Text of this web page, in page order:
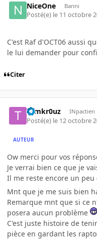
NiceOne Banni
Posté(e) le 11 octobre
C'est Raf d'OCT06 aussi
le lui demander pour
Citer
tomkr0uz INpactien
Posté(e) le 12 octobre
AUTEUR
Ow merci pour vos
Je verrai bien ce que je
Il me reste encore un
Mnt que je me suis bien
Remarque mnt que si ce
posera aucun problème
C'est juste histoire de
pièce en gardant les